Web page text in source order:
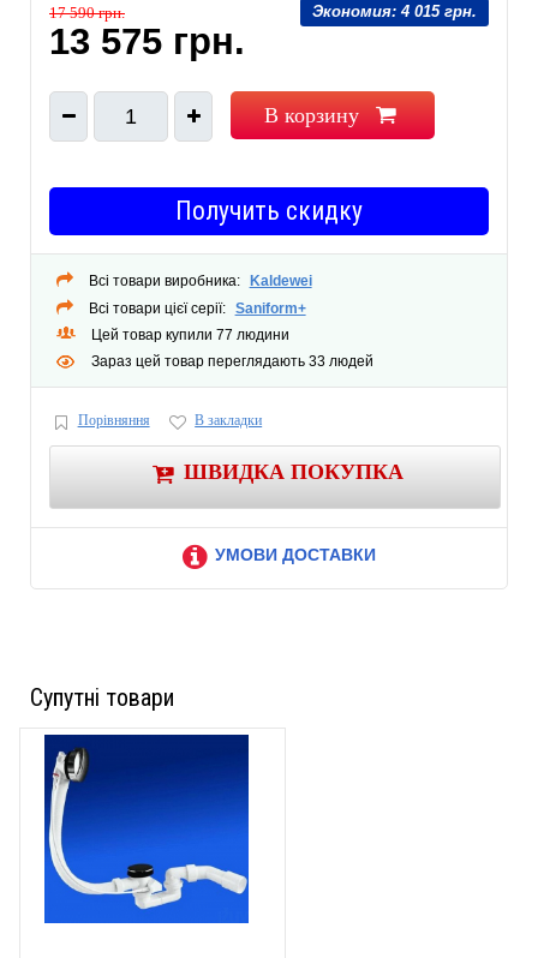
Экономия: 4 015 грн.
17 590 грн.
13 575 грн.
1 В корзину
Получить скидку
Всі товари виробника:
Kaldewei
Всі товари цієї серії: Saniform+
Цей товар купили 77 людини
Зараз цей товар переглядають 33 людей
Порівняння В закладки
ШВИДКА ПОКУПКА
УМОВИ ДОСТАВКИ
Супутні товари